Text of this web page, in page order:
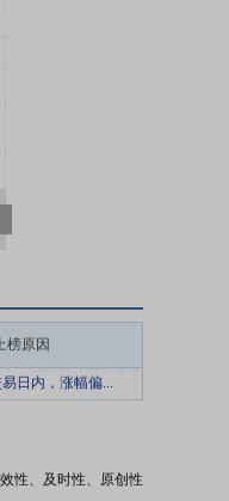
榜原因
日内，涨幅偏...
性、及时性、原创性